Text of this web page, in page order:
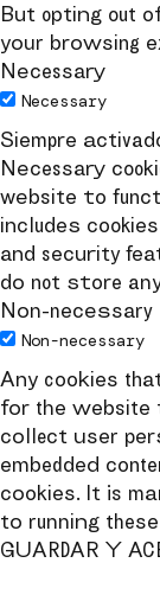
But opting out
your browsing
Necessary
Necessary
Siempre
Necessary
website to
includes
and security
do not store
Non-necessary
Non-necessary
Any cookies
for the website
collect user
embedded
cookies. It is
to running
GUARDAR Y